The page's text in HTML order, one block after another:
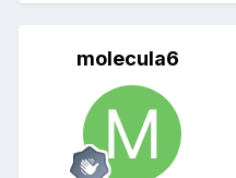
molecula6